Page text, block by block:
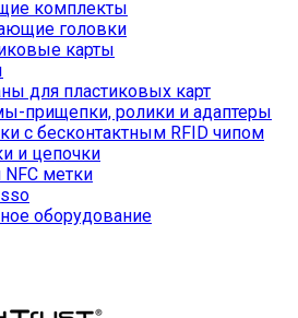
комплекты
головки
карты
для пластиковых карт
прищепки, ролики и адаптеры
с бесконтактным RFID чипом
и цепочки
NFC метки
оборудование